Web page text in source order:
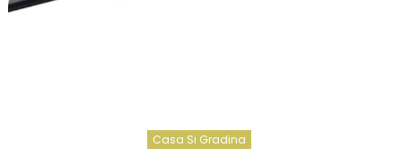
Casa Si Gradina